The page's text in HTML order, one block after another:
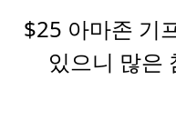
$25 아마존 기
있으니 많은